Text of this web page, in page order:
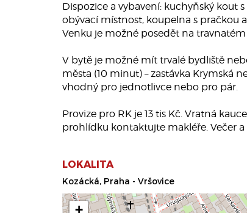
Dispozice a vybavení: kuchyňský kout
obývací místnost, koupelna s pračkou
Venku je možné posedět na
V bytě je možné mít trvalé bydliště
města (10 minut) – zastávka Krymská
vhodný pro jednotlivce nebo pro pár.
Provize pro RK je 13 tis Kč. Vratná
prohlídku kontaktujte makléře. Večer
LOKALITA
Kozácká, Praha - Vršovice
+